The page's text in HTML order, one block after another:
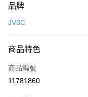
信用卡一次付款
LINE Pay
Apple Pay
品牌
JV3C
商品特色
商品編號
11781860